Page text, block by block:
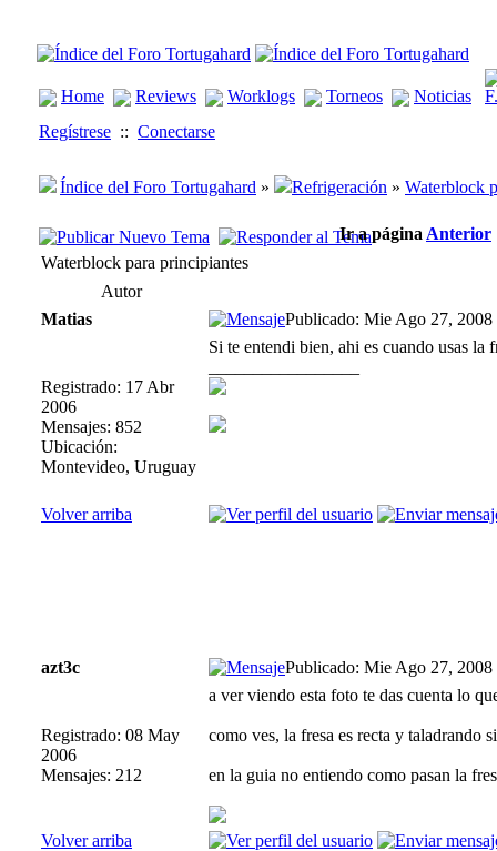
Home Reviews Worklogs Torneos
Noticias
Regístrese :: Conectarse
Índice del Foro Tortugahard » Refrigeración » Waterblock
Ir a página Anterior
Waterblock para principiantes
Autor
Matias
Publicado: Mie Ago 27, 2008
Registrado: 17 Abr
2006
Mensajes: 852
Ubicación:
Montevideo, Uruguay
Si te entendi bien, ahi es cuando usas la
Volver arriba
azt3c Publicado: Mie Ago 27, 2008
Registrado: 08 May
2006
Mensajes: 212
a ver viendo esta foto te das cuenta lo
como ves, la fresa es recta y taladrando
en la guia no entiendo como pasan la
Volver arriba